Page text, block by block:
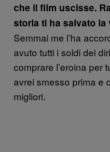
che il film uscisse.
storia ti ha salvato la
Semmai me l’ha
avuto tutti i soldi dei
comprare l’eroina per
avrei smesso prima e
migliori.